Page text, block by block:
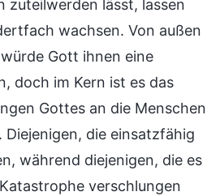
zuteilwerden lässt, lassen
wachsen. Von außen
Gott ihnen eine
doch im Kern ist es das
Gottes an die Menschen
Diejenigen, die einsatzfähig
während diejenigen, die es
verschlungen